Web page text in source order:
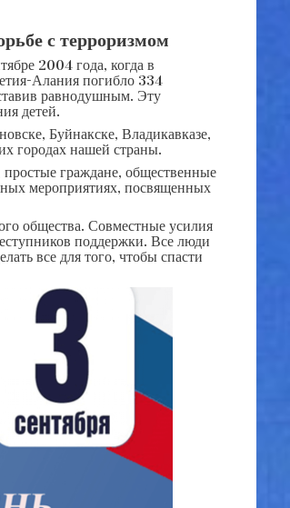
с терроризмом
2004 года, когда в
Алания погибло 334
равнодушным. Эту
детей.
Буйнакске, Владикавказе,
городах нашей страны.
простые граждане, общественные
мероприятиях, посвященных
общества. Совместные усилия
поддержки. Все люди
все для того, чтобы спасти